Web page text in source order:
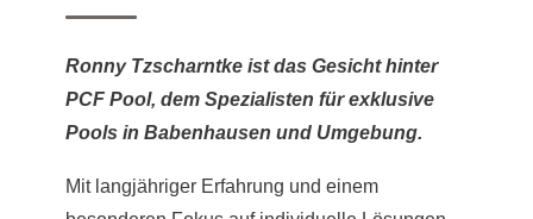
Ronny Tzscharntke ist das Gesicht hinter
PCF Pool, dem Spezialisten für exklusive
Pools in Babenhausen und Umgebung.
Mit langjähriger Erfahrung und einem